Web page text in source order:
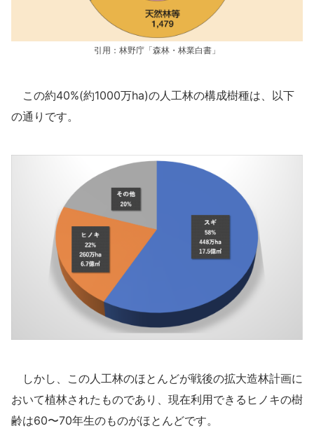
引用：林野庁「森林・林業白書」
この約40%(約1000万ha)の人工林の構成樹種は、以下
の通りです。
しかし、この人工林のほとんどが戦後の拡大造林計画に
おいて植林されたものであり、現在利用できるヒノキの樹
齢は60〜70年生のものがほとんどです。